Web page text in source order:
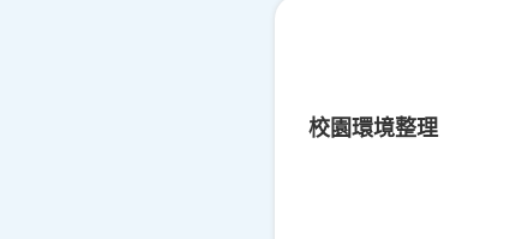
校園環境整理